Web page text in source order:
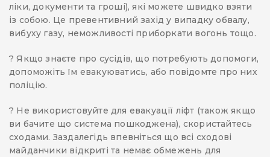
ліки, документи та гроші), які можете швидко взяти
із собою. Це превентивний захід у випадку обвалу,
вибуху газу, неможливості приборкати вогонь тощо.
? Якщо знаєте про сусідів, що потребують допомоги,
допоможіть їм евакуюватись, або повідомте про них
поліцію.
? Не використовуйте для евакуації ліфт (також якщо
ви бачите що система пошкоджена), скористайтесь
сходами. Заздалегідь впевніться що всі сходові
майданчики відкриті та немає обмежень для